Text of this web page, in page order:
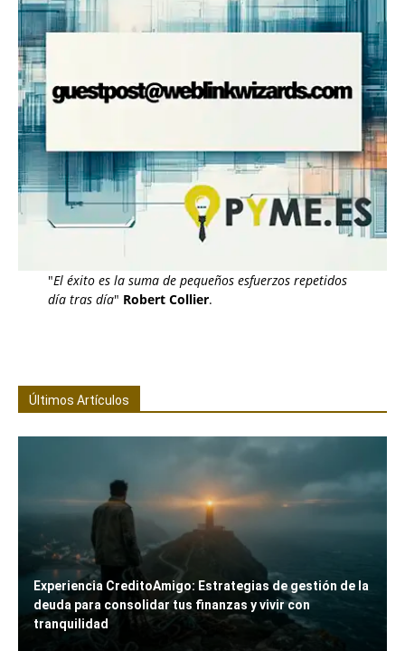
"El éxito es la suma de pequeños esfuerzos repetidos
día tras día" Robert Collier.
Últimos Artículos
Experiencia CreditoAmigo: Estrategias de gestión de la
deuda para consolidar tus finanzas y vivir con
tranquilidad